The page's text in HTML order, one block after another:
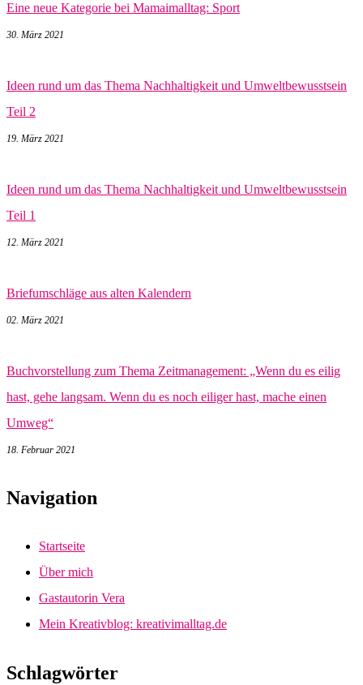
Eine neue Kategorie bei Mamaimalltag: Sport
30. März 2021
Ideen rund um das Thema Nachhaltigkeit und Umweltbewusstsein
Teil 2
19. März 2021
Ideen rund um das Thema Nachhaltigkeit und Umweltbewusstsein
Teil 1
12. März 2021
Briefumschläge aus alten Kalendern
02. März 2021
Buchvorstellung zum Thema Zeitmanagement: „Wenn du es eilig
hast, gehe langsam. Wenn du es noch eiliger hast, mache einen
Umweg“
18. Februar 2021
Navigation
Startseite
Über mich
Gastautorin Vera
Mein Kreativblog: kreativimalltag.de
Schlagwörter